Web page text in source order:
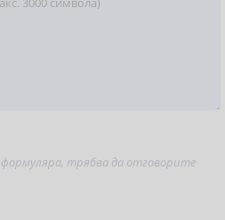
трябва да отговорите